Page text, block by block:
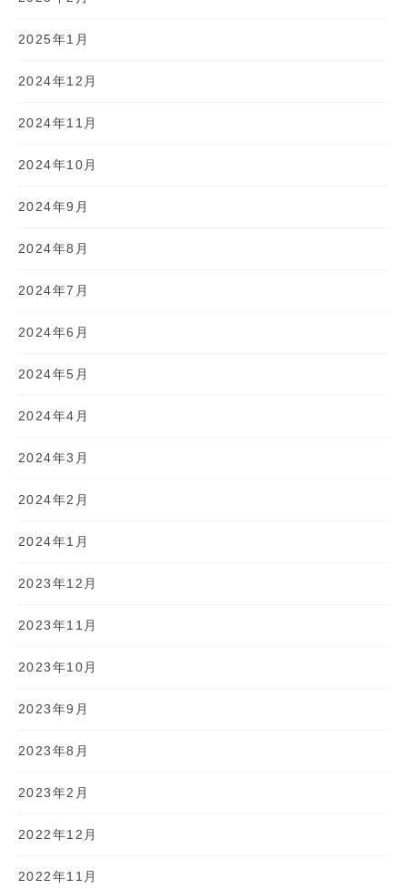
2025年1月
2024年12月
2024年11月
2024年10月
2024年9月
2024年8月
2024年7月
2024年6月
2024年5月
2024年4月
2024年3月
2024年2月
2024年1月
2023年12月
2023年11月
2023年10月
2023年9月
2023年8月
2023年2月
2022年12月
2022年11月